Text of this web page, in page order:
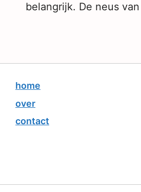
belangrijk. De neus
home
over
contact